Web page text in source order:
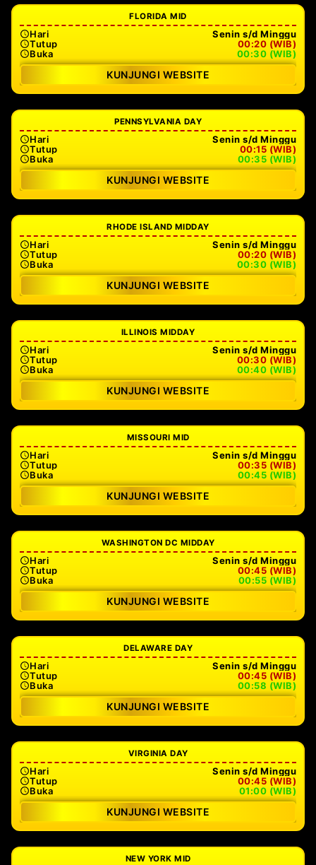
FLORIDA MID
Hari
Senin s/d Minggu
Tutup
00:20 (WIB)
Buka
00:30 (WIB)
KUNJUNGI WEBSITE
PENNSYLVANIA DAY
Hari
Senin s/d Minggu
Tutup
00:15 (WIB)
Buka
00:35 (WIB)
KUNJUNGI WEBSITE
RHODE ISLAND MIDDAY
Hari
Senin s/d Minggu
Tutup
00:20 (WIB)
Buka
00:30 (WIB)
KUNJUNGI WEBSITE
ILLINOIS MIDDAY
Hari
Senin s/d Minggu
Tutup
00:30 (WIB)
Buka
00:40 (WIB)
KUNJUNGI WEBSITE
MISSOURI MID
Hari
Senin s/d Minggu
Tutup
00:35 (WIB)
Buka
00:45 (WIB)
KUNJUNGI WEBSITE
WASHINGTON DC MIDDAY
Hari
Senin s/d Minggu
Tutup
00:45 (WIB)
Buka
00:55 (WIB)
KUNJUNGI WEBSITE
DELAWARE DAY
Hari
Senin s/d Minggu
Tutup
00:45 (WIB)
Buka
00:58 (WIB)
KUNJUNGI WEBSITE
VIRGINIA DAY
Hari
Senin s/d Minggu
Tutup
00:45 (WIB)
Buka
01:00 (WIB)
KUNJUNGI WEBSITE
NEW YORK MID